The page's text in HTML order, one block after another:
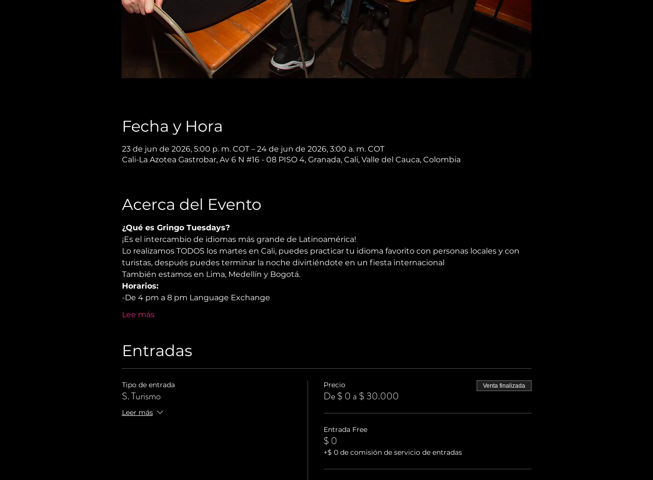
Fecha y Hora
23 de jun de 2026, 5:00 p. m. COT – 24 de jun de 2026, 3:00 a. m. COT
Cali-La Azotea Gastrobar, Av 6 N #16 - 08 PISO 4, Granada, Cali, Valle del Cauca, Colombia
Acerca del Evento
¿Qué es Gringo Tuesdays?
¡Es el intercambio de idiomas más grande de Latinoamérica!
Lo realizamos TODOS los martes en Cali, puedes practicar tu idioma favorito con personas locales y con
turistas, después puedes terminar la noche divirtiéndote en un fiesta internacional
También estamos en Lima, Medellín y Bogotá.
Horarios:
-De 4 pm a 8 pm Language Exchange
Lee más
Entradas
Tipo de entrada
S. Turismo
Leer más
Precio
De $ 0 a $ 30.000
Venta finalizada
Entrada Free
$ 0
+$ 0 de comisión de servicio de entradas